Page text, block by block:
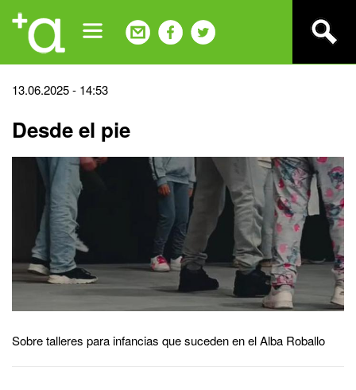
Jump
navigation
Back
top
13.06.2025 - 14:53
Desde el pie
Sobre talleres para infancias que suceden en el Alba Roballo